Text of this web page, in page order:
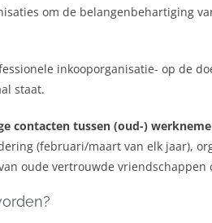
om de belangenbehartiging
inkooporganisatie- op de
staat.
contacten tussen (oud-)
(februari/maart van elk jaar),
oude vertrouwde vriendschappen